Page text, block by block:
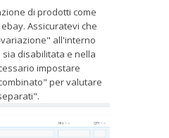
di prodotti come
Assicuratevi che
all'interno
disabilitata e nella
impostare
per valutare